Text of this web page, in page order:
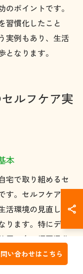
ポイントです。
習慣化したこと
実例もあり、生活
なります。
ルフケア実
本
宅で取り組めるセ
。セルフケアの
活環境の見直し
ます。特にデス
用が多い福岡県北
の違和感を感じや
傾向があります。
い合わせはこちら